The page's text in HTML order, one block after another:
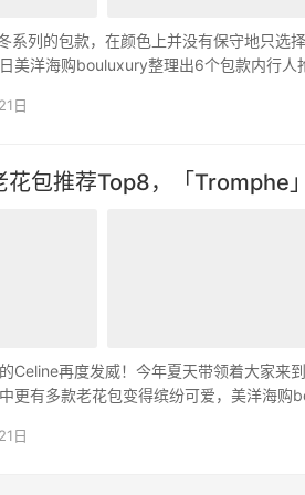
系列的包款，在颜色上并没有保守地只选
美洋海购bouluxury整理出6个包款内行人
日
包推荐Top8，「Tromphe
Celine再度发威！今年夏天带领着大家
更有多款老花包变得缤纷可爱，美洋海
日